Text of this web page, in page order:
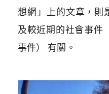
想網」上的文章，則
及較近期的社會事件
事件） 有關。